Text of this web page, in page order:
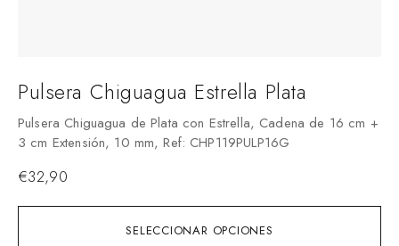
SELECCIONAR OPCIONES
Pulsera Chiguagua Estrella Plata
Pulsera Chiguagua de Plata con Estrella, Cadena de 16 cm +
3 cm Extensión, 10 mm, Ref: CHP119PULP16G
€32,90